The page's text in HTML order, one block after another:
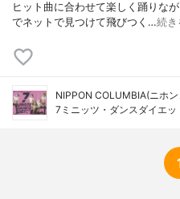
ヒット曲に合わせて楽しく踊りな
でネットで見つけて飛びつく…続き
NIPPON COLUMBIA(ニホ
7ミニッツ・ダンスダイエッ